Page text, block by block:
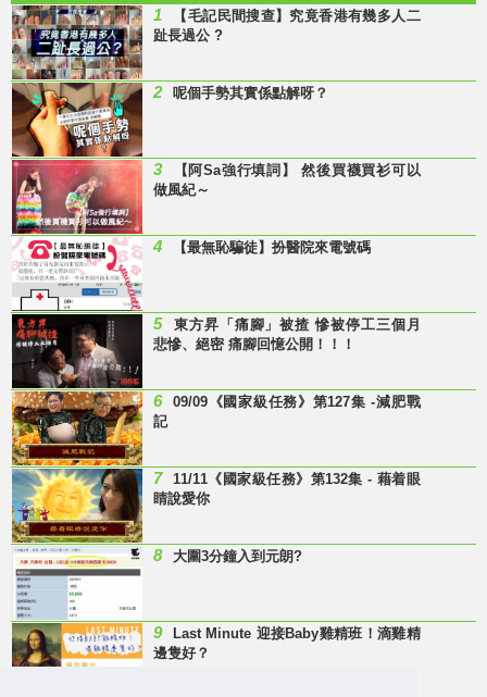
1
【毛記民間搜查】究竟香港有幾多人二
趾長過公 ?
2 呢個手勢其實係點解呀？
3
【阿Sa強行填詞】 然後買襪買衫可以
做風紀～
4 【最無恥騙徒】扮醫院來電號碼
5
東方昇「痛腳」被揸 慘被停工三個月
悲慘、絕密 痛腳回憶公開！！！
6
09/09《國家級任務》第127集 -減肥戰
記
7
11/11《國家級任務》第132集 - 藉着眼
睛說愛你
8 大圍3分鐘入到元朗?
9
Last Minute 迎接Baby雞精班！滴雞精
邊隻好？